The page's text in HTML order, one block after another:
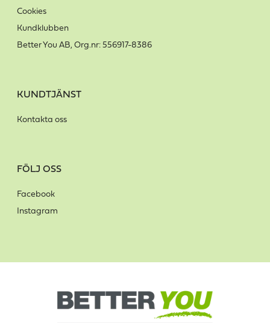
Cookies
Kundklubben
Better You AB, Org.nr: 556917-8386
KUNDTJÄNST
Kontakta oss
FÖLJ OSS
Facebook
Instagram